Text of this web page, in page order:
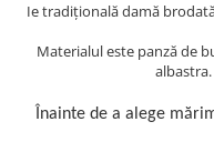
Ie tradiţională damă
Materialul este panză de
Înainte de a alege